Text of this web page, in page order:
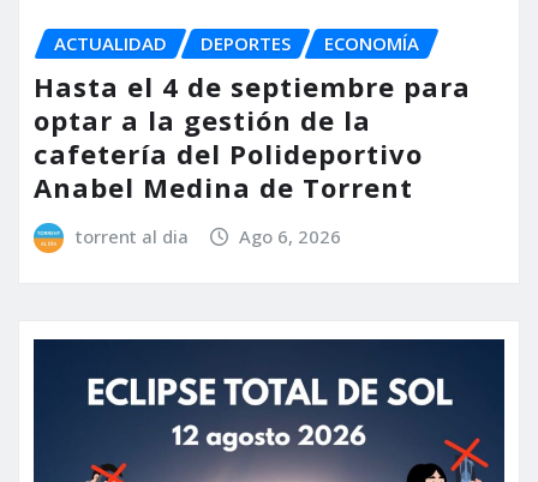
ACTUALIDAD DEPORTES ECONOMÍA
Hasta el 4 de septiembre para
optar a la gestión de la
cafetería del Polideportivo
Anabel Medina de Torrent
torrent al dia Ago 6, 2026